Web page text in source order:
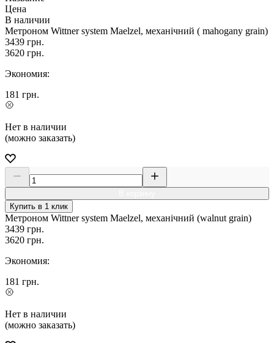
Цена
В наличии
Метроном Wittner system Maelzel, механічний ( mahogany grain)
3439 грн.
3620 грн.
Экономия:
181 грн.
Нет в наличии
(можно заказать)
Купить в 1 клик
Метроном Wittner system Maelzel, механічний (walnut grain)
3439 грн.
3620 грн.
Экономия:
181 грн.
Нет в наличии
(можно заказать)